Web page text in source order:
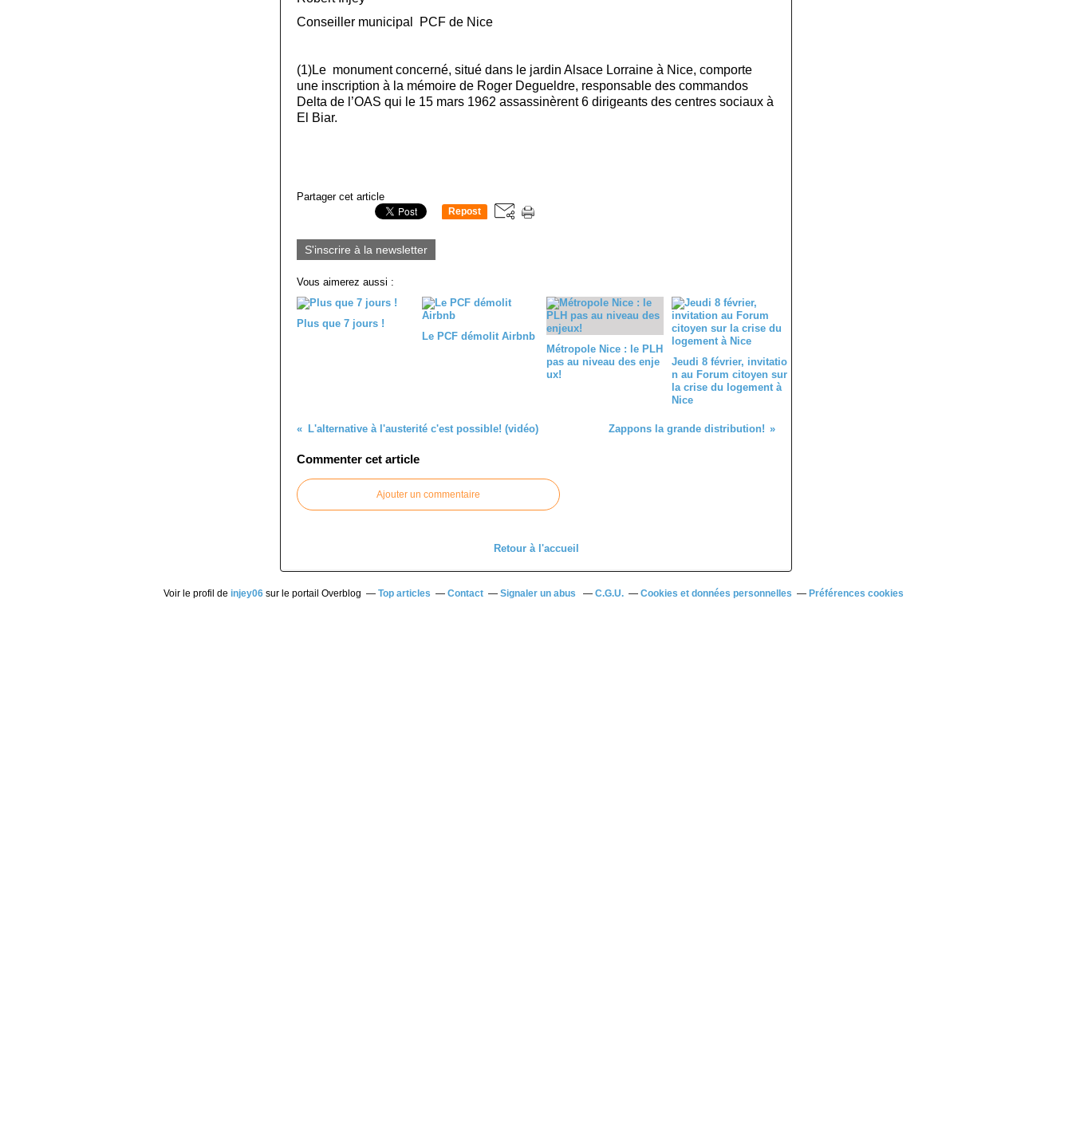
Conseiller municipal PCF de Nice
(1)Le monument concerné, situé dans le jardin Alsace Lorraine à Nice, comporte
une inscription à la mémoire de Roger Degueldre, responsable des commandos
Delta de l’OAS qui le 15 mars 1962 assassinèrent 6 dirigeants des centres sociaux à
El Biar.
Partager cet article
Repost
S'inscrire à la newsletter
Vous aimerez aussi :
Plus que 7 jours !
Le PCF démolit Airbnb
Métropole Nice : le PLH
pas au niveau des enje
ux!
Jeudi 8 février, invitatio
n au Forum citoyen sur
la crise du logement à
Nice
L'alternative à l'austerité c'est possible! (vidéo) Zappons la grande distribution!
Commenter cet article
Ajouter un commentaire
Retour à l'accueil
Voir le profil de injey06 sur le portail Overblog Top articles Contact Signaler un abus C.G.U. Cookies et données personnelles Préférences cookies